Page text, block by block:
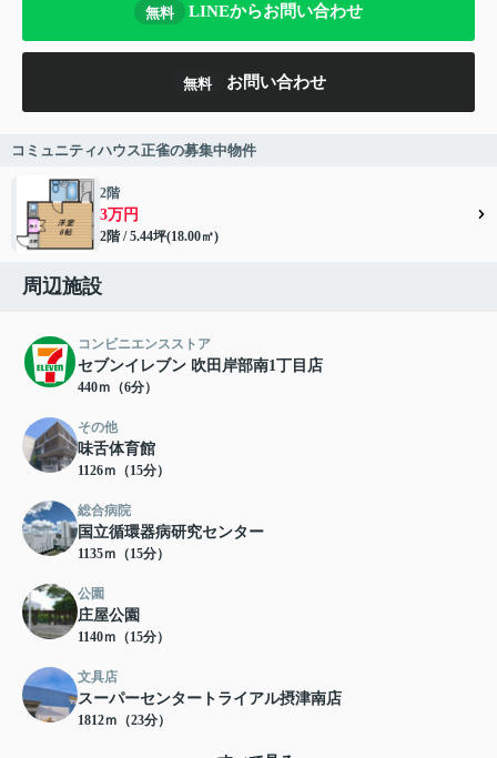
無料 LINEからお問い合わせ
無料 お問い合わせ
コミュニティハウス正雀の募集中物件
2階
3万円
2階 / 5.44坪(18.00㎡)
周辺施設
コンビニエンスストア
セブンイレブン 吹田岸部南1丁目店
440ｍ（6分）
その他
味舌体育館
1126ｍ（15分）
総合病院
国立循環器病研究センター
1135ｍ（15分）
公園
庄屋公園
1140ｍ（15分）
文具店
スーパーセンタートライアル摂津南店
1812ｍ（23分）